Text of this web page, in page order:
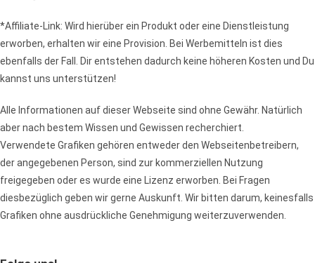
*Affiliate-Link: Wird hierüber ein Produkt oder eine Dienstleistung
erworben, erhalten wir eine Provision. Bei Werbemitteln ist dies
ebenfalls der Fall. Dir entstehen dadurch keine höheren Kosten und Du
kannst uns unterstützen!
Alle Informationen auf dieser Webseite sind ohne Gewähr. Natürlich
aber nach bestem Wissen und Gewissen recherchiert.
Verwendete Grafiken gehören entweder den Webseitenbetreibern,
der angegebenen Person, sind zur kommerziellen Nutzung
freigegeben oder es wurde eine Lizenz erworben. Bei Fragen
diesbezüglich geben wir gerne Auskunft. Wir bitten darum, keinesfalls
Grafiken ohne ausdrückliche Genehmigung weiterzuverwenden.